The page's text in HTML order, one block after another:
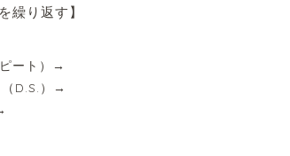
繰り返す】
ート）→
D.S.）→